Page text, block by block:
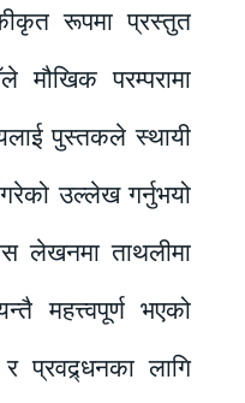
रूपमा प्रस्तुत
मौखिक परम्परामा
पुस्तकले स्थायी
उल्लेख गर्नुभयो
लेखनमा ताथलीमा
महत्त्वपूर्ण भएको
प्रवद्र्धनका लागि